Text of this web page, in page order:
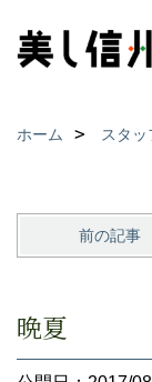
ホーム スタ
前の記事
晩夏